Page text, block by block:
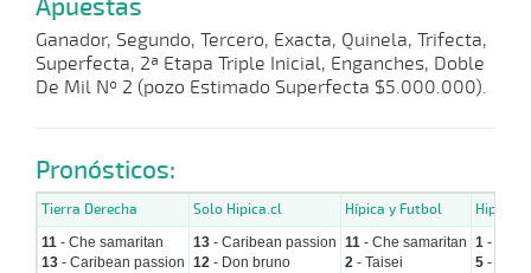
Apuestas
Ganador, Segundo, Tercero, Exacta, Quinela, Trifecta,
Superfecta, 2ª Etapa Triple Inicial, Enganches, Doble
De Mil Nº 2 (pozo Estimado Superfecta $5.000.000).
Pronósticos:
Tierra Derecha Solo Hipica.cl Hípica y Futbol
11 - Che samaritan
13 - Caribean passion
13 - Caribean passion
12 - Don bruno
11 - Che samaritan
2 - Taisei
1 - El
5 -